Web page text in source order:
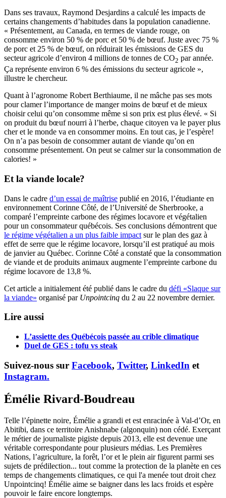
Dans ses travaux, Raymond Desjardins a calculé les impacts de
certains changements d’habitudes dans la population canadienne.
« Présentement, au Canada, en termes de viande rouge, on
consomme environ 50 % de porc et 50 % de bœuf. Juste avec 75 %
de porc et 25 % de bœuf, on réduirait les émissions de GES du
secteur agricole d’environ 4 millions de tonnes de CO2 par année.
Ça représente environ 6 % des émissions du secteur agricole »,
illustre le chercheur.
Quant à l’agronome Robert Berthiaume, il ne mâche pas ses mots
pour clamer l’importance de manger moins de bœuf et de mieux
choisir celui qu’on consomme même si son prix est plus élevé. « Si
on produit du bœuf nourri à l’herbe, chaque citoyen va le payer plus
cher et le monde va en consommer moins. En tout cas, je l’espère!
On n’a pas besoin de consommer autant de viande qu’on en
consomme présentement. On peut se calmer sur la consommation de
calories! »
Et la viande locale?
Dans le cadre d’un essai de maîtrise publié en 2016, l’étudiante en
environnement Corinne Côté, de l’Université de Sherbrooke, a
comparé l’empreinte carbone des régimes locavore et végétalien
pour un consommateur québécois. Ses conclusions démontrent que
le régime végétalien a un plus faible impact sur le plan des gaz à
effet de serre que le régime locavore, lorsqu’il est pratiqué au mois
de janvier au Québec. Corinne Côté a constaté que la consommation
de viande et de produits animaux augmente l’empreinte carbone du
régime locavore de 13,8 %.
Cet article a initialement été publié dans le cadre du défi «Slaque sur
la viande» organisé par Unpointcinq du 2 au 22 novembre dernier.
Lire aussi
L’assiette des Québécois passée au crible climatique
Duel de GES : tofu vs steak
Suivez-nous sur Facebook, Twitter, LinkedIn et
Instagram.
Émélie Rivard-Boudreau
Telle l’épinette noire, Émélie a grandi et est enracinée à Val-d’Or, en
Abitibi, dans ce territoire Anishnabe (algonquin) non cédé. Exerçant
le métier de journaliste pigiste depuis 2013, elle est devenue une
véritable correspondante pour plusieurs médias. Les Premières
Nations, l’agriculture, la forêt, l’or et le plein air figurent parmi ses
sujets de prédilection... tout comme la protection de la planète en ces
temps de changements climatiques, ce qui l'a menée tout droit chez
Unpointcinq! Émélie aime se baigner dans les lacs froids et espère
pouvoir le faire encore longtemps.